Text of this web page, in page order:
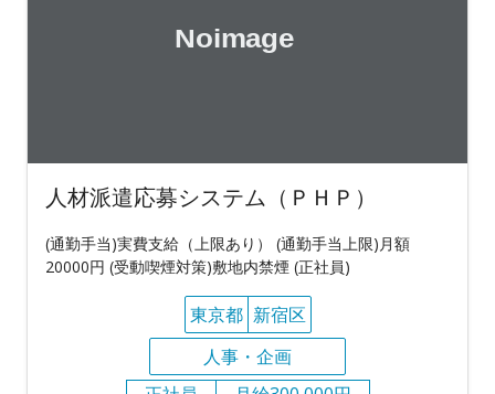
人材派遣応募システム（ＰＨＰ）
(通勤手当)実費支給（上限あり） (通勤手当上限)月額
20000円 (受動喫煙対策)敷地内禁煙 (正社員)
東京都 新宿区
人事・企画